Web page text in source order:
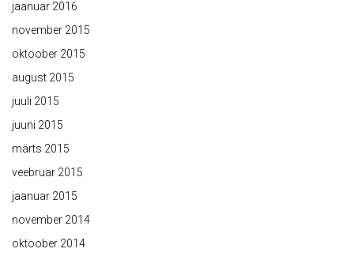
jaanuar 2016
november 2015
oktoober 2015
august 2015
juuli 2015
juuni 2015
märts 2015
veebruar 2015
jaanuar 2015
november 2014
oktoober 2014